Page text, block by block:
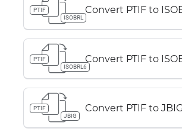
PTIF
ISOBRL
Convert PTIF to
PTIF
ISOBRL6
Convert PTIF to
PTIF
JBIG
Convert PTIF to JBIG